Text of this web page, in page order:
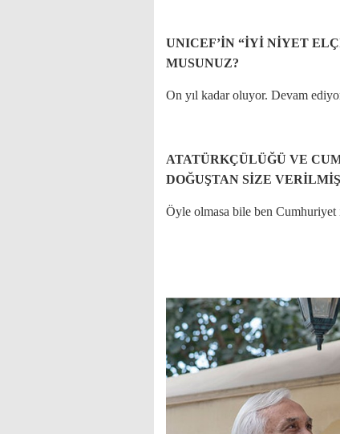
UNICEF’İN “İYİ NİYET
MUSUNUZ?
On yıl kadar oluyor. Devam
ATATÜRKÇÜLÜĞÜ VE
DOĞUŞTAN SİZE
Öyle olmasa bile ben